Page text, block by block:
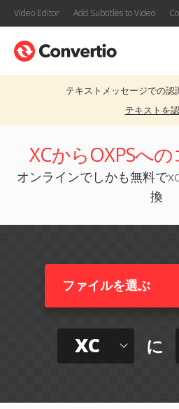
Video Editor Add Subtitles to Video
テキストメッセージでの認
テキストを
XCからOXPSへ
オンラインでしかも無料で
換
ファイルを選ぶ
XC に